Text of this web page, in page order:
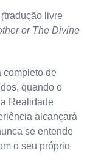
tradução livre
or The Divine
completo de
quando o
Realidade
alcançará
se entende
o seu próprio